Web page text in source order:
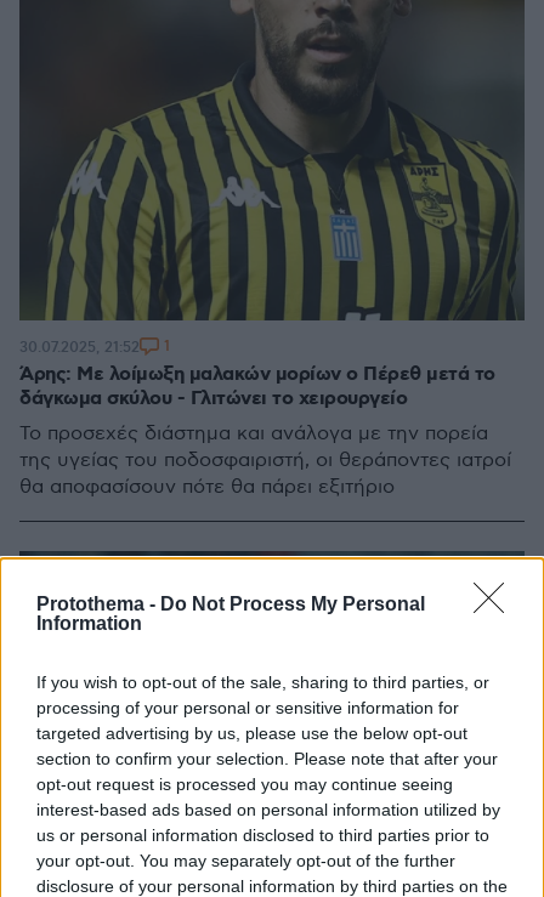
Protothema - Do Not Process My Personal
Information
If you wish to opt-out of the sale, sharing to third parties, or
processing of your personal or sensitive information for
targeted advertising by us, please use the below opt-out
section to confirm your selection. Please note that after your
opt-out request is processed you may continue seeing
interest-based ads based on personal information utilized by
us or personal information disclosed to third parties prior to
your opt-out. You may separately opt-out of the further
disclosure of your personal information by third parties on the
Άρης: Με λοίμωξη μαλακών μορίων ο Πέρεθ μετά το
δάγκωμα σκύλου - Γλιτώνει το χειρουργείο
Το προσεχές διάστημα και ανάλογα με την πορεία
της υγείας του ποδοσφαιριστή, οι θεράποντες ιατροί
θα αποφασίσουν πότε θα πάρει εξιτήριο
30.07.2025, 21:52 1